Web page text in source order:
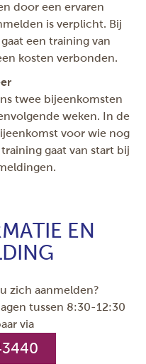
door een ervaren
is verplicht. Bij
een training van
kosten verbonden.
twee bijeenkomsten
weken. In de
voor wie nog
gaat van start bij
EN
zich aanmelden?
tussen 8:30-12:30
via